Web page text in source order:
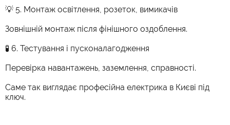
💡 5. Монтаж освітлення, розеток, вимикачів
Зовнішній монтаж після фінішного оздоблення.
🧪 6. Тестування і пусконалагодження
Перевірка навантажень, заземлення, справності.
Саме так виглядає професійна електрика в Києві під
ключ.